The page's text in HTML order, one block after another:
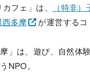
フェ」は、
（特非
多摩
が運営する
」は、遊び、自然体
NPO。